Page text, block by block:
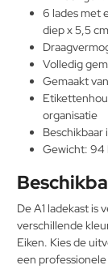
6 lades met
diep x 5,5
Volledig
Gemaakt
organisatie
Gewicht: 94
De A1 ladekast is
verschillende
Eiken. Kies de
een